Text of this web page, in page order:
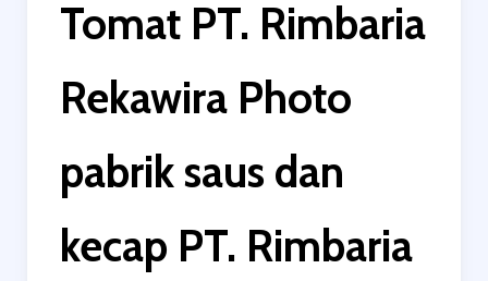
Tomat PT. Rimbaria
Rekawira Photo
pabrik saus dan
kecap PT. Rimbaria